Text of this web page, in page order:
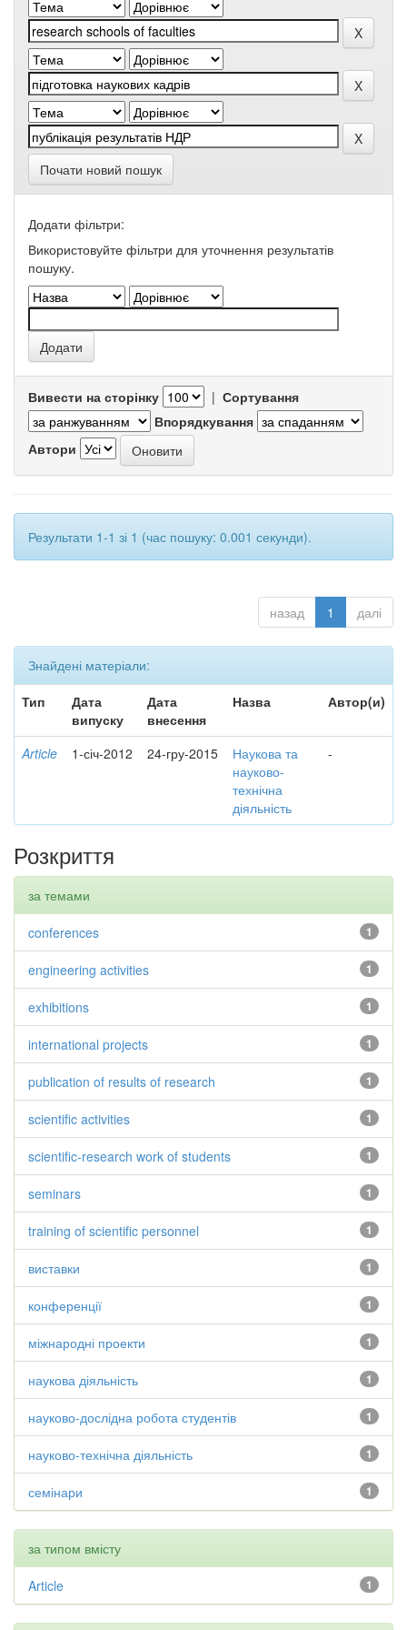
Почати новий пошук
Додати фільтри:
Використовуйте фільтри для уточнення результатів
пошуку.
Вивести на сторінку | Сортування
Впорядкування
Автори
Результати 1-1 зі 1 (час пошуку: 0.001 секунди).
назад 1 далі
Знайдені матеріали:
Тип
Дата
випуску
Дата
внесення
Назва Автор(и)
Article 1-січ-2012 24-гру-2015
Наукова та
науково-
технічна
діяльність
-
Розкриття
за темами
1
conferences
1
engineering activities
1
exhibitions
1
international projects
1
publication of results of research
1
scientific activities
1
scientific-research work of students
1
seminars
1
training of scientific personnel
1
виставки
1
конференції
1
міжнародні проекти
1
наукова діяльність
1
науково-дослідна робота студентів
1
науково-технічна діяльність
1
семінари
за типом вмісту
1
Article